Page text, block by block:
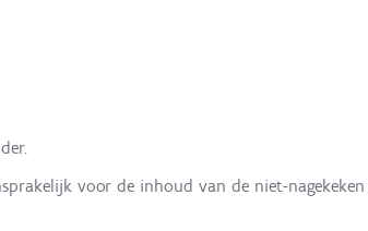
voor de inhoud van de niet-nagekeken